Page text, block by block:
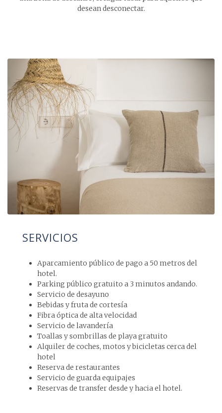
desean desconectar.
SERVICIOS
Aparcamiento público de pago a 50 metros del
hotel.
Parking público gratuito a 3 minutos andando.
Servicio de desayuno
Bebidas y fruta de cortesía
Fibra óptica de alta velocidad
Servicio de lavandería
Toallas y sombrillas de playa gratuito
Alquiler de coches, motos y bicicletas cerca del
hotel
Reserva de restaurantes
Servicio de guarda equipajes
Reservas de transfer desde y hacia el hotel.